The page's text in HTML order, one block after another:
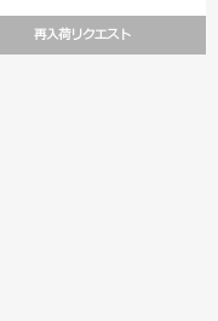
再入荷リクエスト